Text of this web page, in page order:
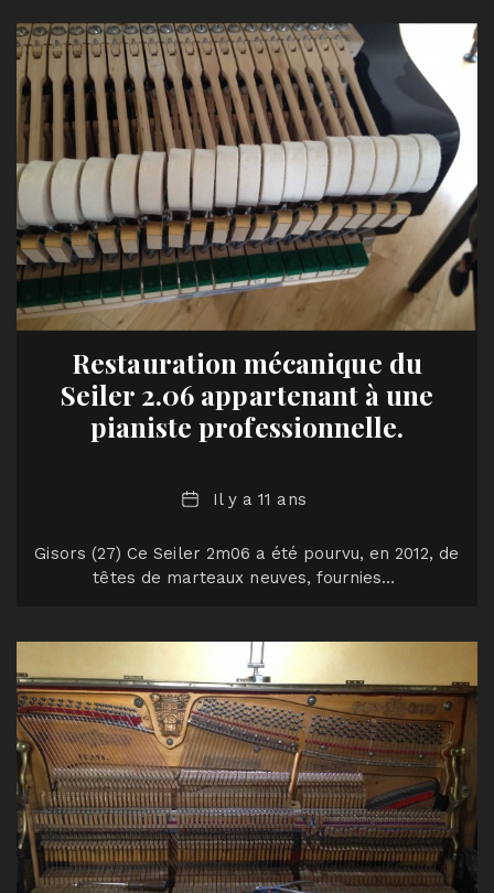
Restauration mécanique du
Seiler 2.06 appartenant à une
pianiste professionnelle.
DateIl y a 11 ans
Gisors (27) Ce Seiler 2m06 a été pourvu, en 2012, de
têtes de marteaux neuves, fournies…